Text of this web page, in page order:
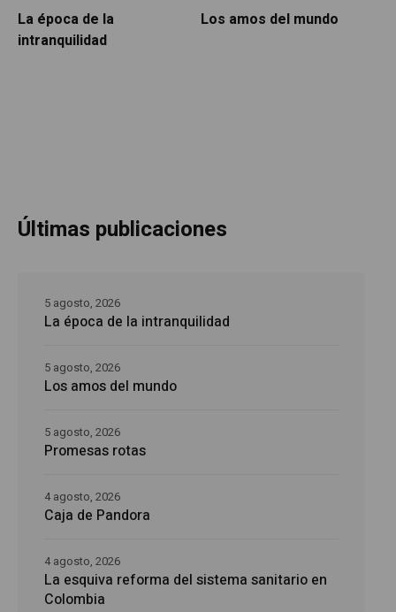
La época de la
intranquilidad
Los amos del mundo
Últimas publicaciones
La época de la intranquilidad
5 agosto, 2026
Los amos del mundo
5 agosto, 2026
Promesas rotas
5 agosto, 2026
Caja de Pandora
4 agosto, 2026
La esquiva reforma del sistema sanitario en
Colombia
4 agosto, 2026